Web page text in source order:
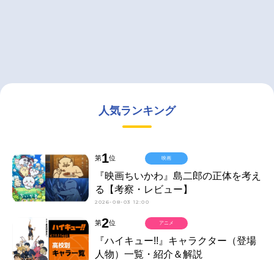
人気ランキング
第1位
『映画ちいかわ』島二郎の正体を考え
る【考察・レビュー】
2026-08-03 12:00
映画
第2位
『ハイキュー!!』キャラクター（登場
人物）一覧・紹介＆解説
アニメ